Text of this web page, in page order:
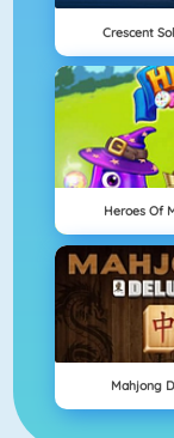
Crescent
Heroes Of
Mahjong